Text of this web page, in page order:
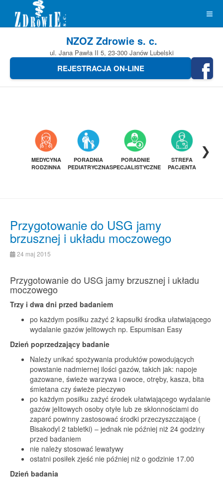
NZOZ Zdrowie s. c.
ul. Jana Pawła II 5, 23-300 Janów Lubelski
REJESTRACJA ON-LINE
MEDYCYNA
RODZINNA
PORADNIA
PEDIATRYCZNA
PORADNIE
SPECJALISTYCZNE
STREFA
PACJENTA
❯
Przygotowanie do USG jamy
brzusznej i układu moczowego
24 maj 2015
Przygotowanie do USG jamy brzusznej i układu
moczowego
Trzy i dwa dni przed badaniem
po każdym posiłku zażyć 2 kapsułki środka ułatwiającego
wydalanie gazów jelitowych np. Espumisan Easy
Dzień poprzedzający badanie
Należy unikać spożywania produktów powodujących
powstanie nadmiernej ilości gazów, takich jak: napoje
gazowane, świeże warzywa i owoce, otręby, kasza, bita
śmietana czy świeże pieczywo
po każdym posiłku zażyć środek ułatwiającego wydalanie
gazów jelitowych osoby otyłe lub ze skłonnościami do
zaparć powinny zastosować środki przeczyszczające (
Bisakodyl 2 tabletki) – jednak nie później niż 24 godziny
przed badaniem
nie należy stosować lewatywy
ostatni posiłek zjeść nie później niż o godzinie 17.00
Dzień badania